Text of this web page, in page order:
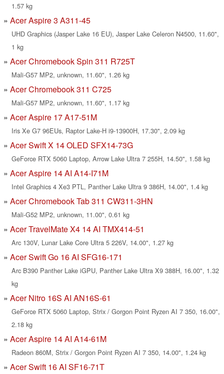
1.57 kg
Acer Aspire 3 A311-45
UHD Graphics (Jasper Lake 16 EU), Jasper Lake Celeron N4500, 11.60",
1 kg
Acer Chromebook Spin 311 R725T
Mali-G57 MP2, unknown, 11.60", 1.26 kg
Acer Chromebook 311 C725
Mali-G57 MP2, unknown, 11.60", 1.17 kg
Acer Aspire 17 A17-51M
Iris Xe G7 96EUs, Raptor Lake-H i9-13900H, 17.30", 2.09 kg
Acer Swift X 14 OLED SFX14-73G
GeForce RTX 5060 Laptop, Arrow Lake Ultra 7 255H, 14.50", 1.58 kg
Acer Aspire 14 AI A14-I71M
Intel Graphics 4 Xe3 PTL, Panther Lake Ultra 9 386H, 14.00", 1.4 kg
Acer Chromebook Tab 311 CW311-3HN
Mali-G52 MP2, unknown, 11.00", 0.61 kg
Acer TravelMate X4 14 AI TMX414-51
Arc 130V, Lunar Lake Core Ultra 5 226V, 14.00", 1.27 kg
Acer Swift Go 16 AI SFG16-171
Arc B390 Panther Lake iGPU, Panther Lake Ultra X9 388H, 16.00", 1.32
kg
Acer Nitro 16S AI AN16S-61
GeForce RTX 5060 Laptop, Strix / Gorgon Point Ryzen AI 7 350, 16.00",
2.18 kg
Acer Aspire 14 AI A14-61M
Radeon 860M, Strix / Gorgon Point Ryzen AI 7 350, 14.00", 1.24 kg
Acer Swift 16 AI SF16-71T